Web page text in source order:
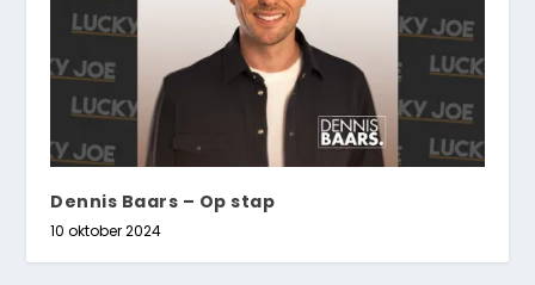
Dennis Baars – Op stap
10 oktober 2024